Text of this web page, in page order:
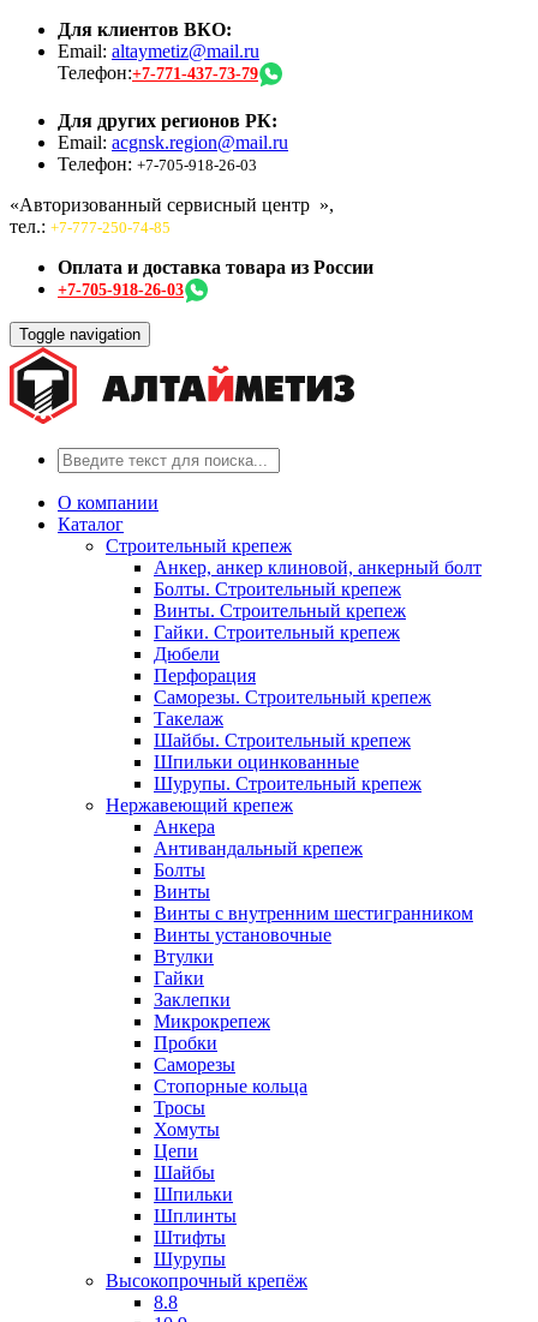
Для клиентов ВКО:
Email: altaymetiz@mail.ru
Телефон:+7-771-437-73-79
Для других регионов РК:
Email: acgnsk.region@mail.ru
Телефон: +7-705-918-26-03
«Авторизованный сервисный центр »,
тел.: +7-777-250-74-85
Оплата и доставка товара из России
+7-705-918-26-03
Toggle navigation
О компании
Каталог
Строительный крепеж
Анкер, анкер клиновой, анкерный болт
Болты. Строительный крепеж
Винты. Строительный крепеж
Гайки. Строительный крепеж
Дюбели
Перфорация
Саморезы. Строительный крепеж
Такелаж
Шайбы. Строительный крепеж
Шпильки оцинкованные
Шурупы. Строительный крепеж
Нержавеющий крепеж
Анкера
Антивандальный крепеж
Болты
Винты
Винты с внутренним шестигранником
Винты установочные
Втулки
Гайки
Заклепки
Микрокрепеж
Пробки
Саморезы
Стопорные кольца
Тросы
Хомуты
Цепи
Шайбы
Шпильки
Шплинты
Штифты
Шурупы
Высокопрочный крепёж
8.8